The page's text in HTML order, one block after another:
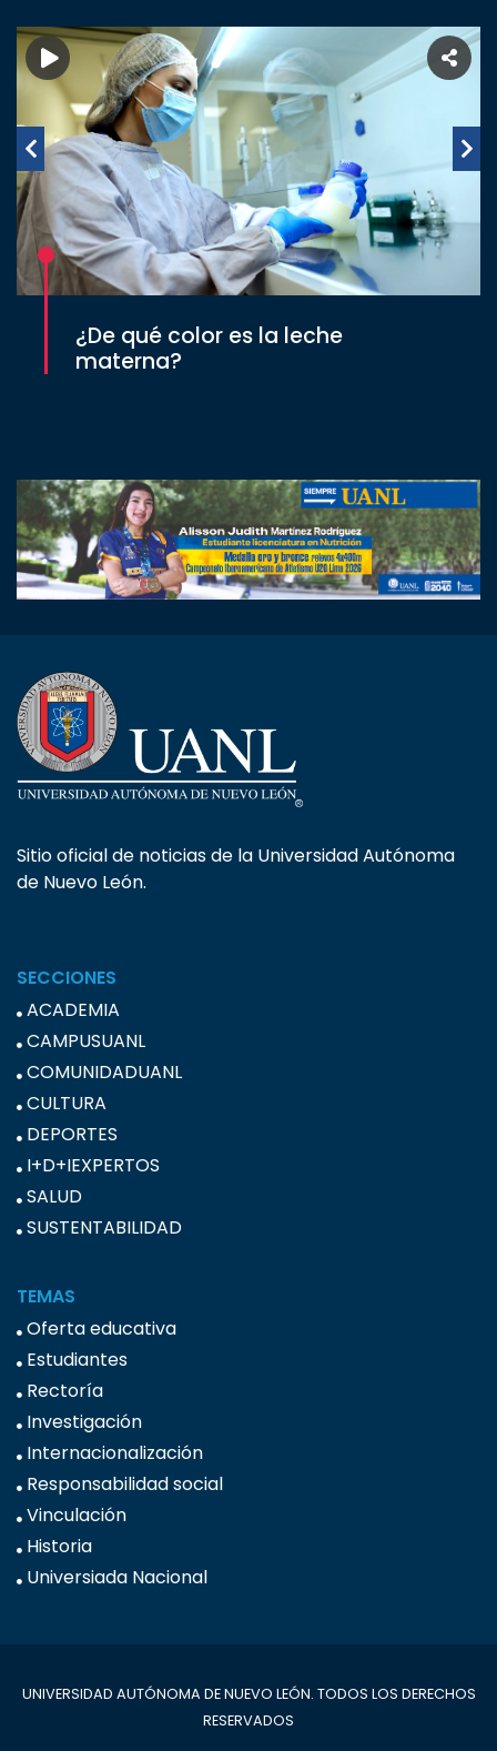
¿De qué color es la leche
materna?
Sitio oficial de noticias de la Universidad Autónoma
de Nuevo León.
SECCIONES
ACADEMIA
CAMPUSUANL
COMUNIDADUANL
CULTURA
DEPORTES
I+D+IEXPERTOS
SALUD
SUSTENTABILIDAD
TEMAS
Oferta educativa
Estudiantes
Rectoría
Investigación
Internacionalización
Responsabilidad social
Vinculación
Historia
Universiada Nacional
UNIVERSIDAD AUTÓNOMA DE NUEVO LEÓN. TODOS LOS DERECHOS
RESERVADOS